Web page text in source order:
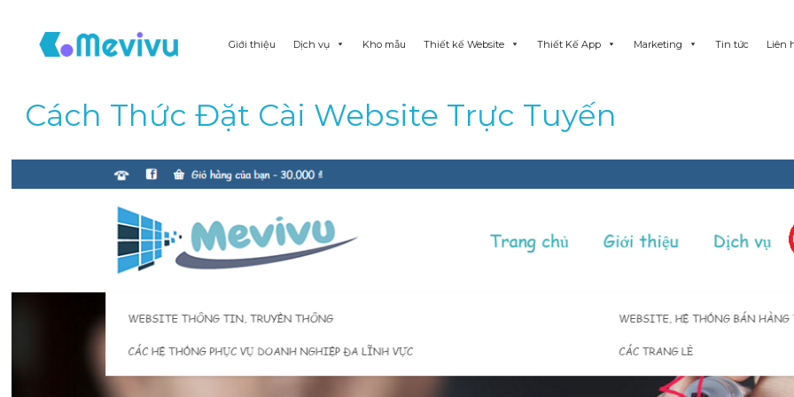
Giới thiệu Dịch vụ Kho mẫu Thiết kế Website Thiết Kế App Marketing Tin tức Liên
Cách Thức Đặt Cài Website Trực Tuyến